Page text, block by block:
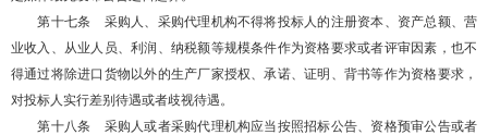
第十七条 采购人、采购代理机构不得将投标人的注册资本、资产总额、营
业收入、从业人员、利润、纳税额等规模条件作为资格要求或者评审因素，也不
得通过将除进口货物以外的生产厂家授权、承诺、证明、背书等作为资格要求，
对投标人实行差别待遇或者歧视待遇。
第十八条 采购人或者采购代理机构应当按照招标公告、资格预审公告或者